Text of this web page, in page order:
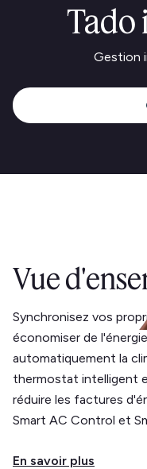
Tado
Gestion
Vue
Synchronisez vos
économiser de
automatiquement la
thermostat intelligent
réduire les factures
Smart AC Control et
En savoir plus